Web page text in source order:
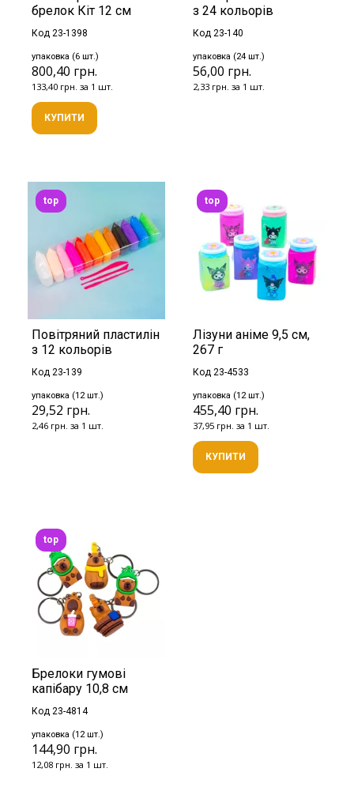
брелок Кіт 12 см
Код 23-1398
упаковка (6 шт.)
800,40 грн.
133,40 грн. за 1 шт.
КУПИТИ
з 24 кольорів
Код 23-140
упаковка (24 шт.)
56,00 грн.
2,33 грн. за 1 шт.
Повітряний пластилін
з 12 кольорів
Код 23-139
упаковка (12 шт.)
29,52 грн.
2,46 грн. за 1 шт.
top
Лізуни аніме 9,5 см,
267 г
Код 23-4533
упаковка (12 шт.)
455,40 грн.
37,95 грн. за 1 шт.
top
КУПИТИ
Брелоки гумові
капібару 10,8 см
Код 23-4814
упаковка (12 шт.)
144,90 грн.
12,08 грн. за 1 шт.
top